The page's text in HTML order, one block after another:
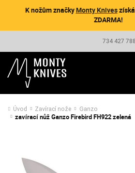
K nožům značkyMonty Knives
ZDARMA!
734 427 788
Úvod Zavírací nože Ganzo
zavírací nůž Ganzo Firebird FH922 zelená